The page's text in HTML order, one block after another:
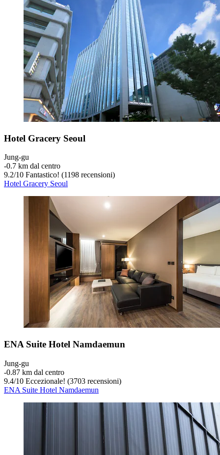
Hotel Gracery Seoul
Jung-gu
‐0.7 km dal centro
9.2/10 Fantastico! (1198 recensioni)
Hotel Gracery Seoul
ENA Suite Hotel Namdaemun
Jung-gu
‐0.87 km dal centro
9.4/10 Eccezionale! (3703 recensioni)
ENA Suite Hotel Namdaemun